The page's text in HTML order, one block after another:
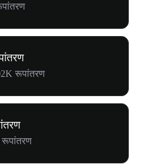
रूपांतरण